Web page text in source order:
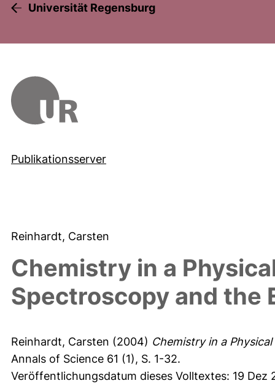
Universität Regensburg
Publikationsserver
Reinhardt, Carsten
Chemistry in a
Spectroscopy and the
Reinhardt, Carsten (2004) Chemistry in a
Annals of Science 61 (1), S. 1-32.
Veröffentlichungsdatum dieses Volltextes: 19 Dez